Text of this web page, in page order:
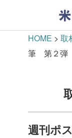
HOME >
筆 第２弾
週刊ポ